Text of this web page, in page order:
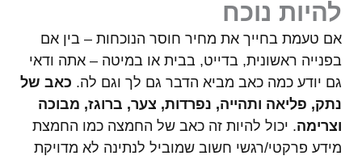
להיות נוכח
אם טעמת בחייך את מחיר חוסר הנוכחות – בין אם
בפנייה ראשונית, בדייט, בבית או במיטה – אתה ודאי
גם יודע כמה כאב מביא הדבר גם לך וגם לה. כאב של
נתק, פליאה ותהייה, נפרדות, צער, ברוגז, מבוכה
וצרימה. יכול להיות זה כאב של החמצה כמו החמצת
מידע פרקטי/רגשי חשוב שמוביל לנתינה לא מדויקת